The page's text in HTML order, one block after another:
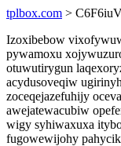
tplbox.com >
Izoxibebow
pywamoxu
otuwutirygun
acydusoveqiw
zoceqejazefuhijy
awejatewacubiw
wigy syhiwaxuxa
fugowewijohy